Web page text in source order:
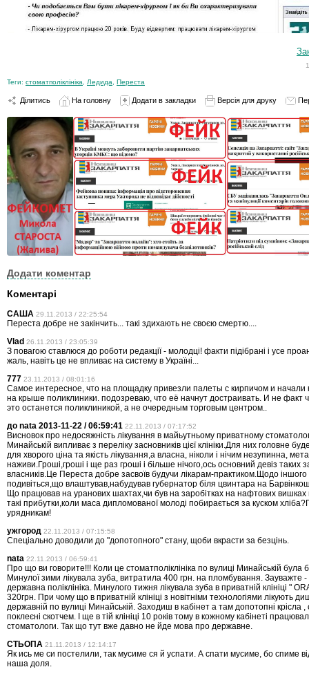
Теги: стоматполіклініка Ледида Переста
Ділитись На головну Додати в закладки Версія для друку
Додати коментар
Коментарі
САША 29.11.2013 / 22:25:54
Переста добре не закінчить... такі здихають не своєю смертю....
Vlad 26.11.2013 / 23:05:39
З повагою ставлюся до роботи редакції - молодці! факти підібрані і усе
жаль, навіть це не впливає на систему в Україні...
777 23.11.2013 / 08:01:16
Самое интересное, что на площадку привезли палеты с кирпичом и начали
на крыше поликлиники. подозреваю, что её начнут достраивать. И не факт
это останется поликлиникой, а не очередным торговым центром..
до nata 2013-11-22 / 06:59:41 22.11.2013 / 07:17:52
Висновок про недосяжність лікування в майьутньому приватному
Минайській випливає з переліку засновників цієї клініки.Для них головне
для хворого ціна та якість лікування,а власна, ніколи і нічим незупинна, мета
наживи.Гроші,гроші і ще раз гроші і більше нічого,ось основний девіз таких
власників.Це Переста добре засвоїв будучи лікарам-практиком.Щодо
подивіться,що влаштував,набудував губернатор біля цвинтара на
Що працював на уранових шахтах,чи був на заробітках на нафтових вишках в
такі прибутки,коли маса дипломованої молоді побирається за куском
урядникам!
ужгород 22.11.2013 / 07:15:58
Спеціально доводили до "допотопного" стану, щоби вкрасти за безцінь.
nata 22.11.2013 / 06:59:41
Про що ви говорите!!! Коли це стоматполіклініка по вулиці Минайській була
Минулої зими лікувала зуба, витратила 400 грн. на пломбування. Зауважте
державна поліклініка. Минулого тижня лікувала зуба в приватній клініці "
320грн. При чому що в приватній клініці з новітніми технологіями лікують
державній по вулиці Минайській. Заходиш в кабінет а там допотопні крісла
поклеєні скотчем. І ще в тій клініці 10 років тому в кожному кабінеті
стоматологи. Так що тут вже давно не йде мова про державне.
СТЬОПА 21.11.2013 / 12:14:17
Як ись ме си постелили, так мусиме ся й успати. А спати мусиме, бо спиме від
наша доля.